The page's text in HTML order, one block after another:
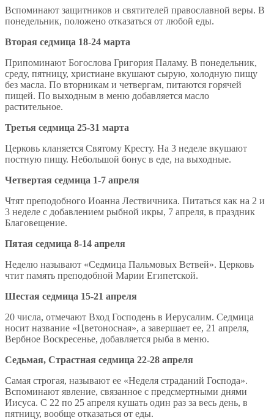
Вспоминают защитников и святителей православной веры. В
понедельник, положено отказаться от любой еды.
Вторая седмица 18-24 марта
Припоминают Богослова Григория Паламу. В понедельник,
среду, пятницу, христиане вкушают сырую, холодную пищу
без масла. По вторникам и четвергам, питаются горячей
пищей. По выходным в меню добавляется масло
растительное.
Третья седмица 25-31 марта
Церковь кланяется Святому Кресту. На 3 неделе вкушают
постную пищу. Небольшой бонус в еде, на выходные.
Четвертая седмица 1-7 апреля
Чтят преподобного Иоанна Лествичника. Питаться как на 2 и
3 неделе с добавлением рыбной икры, 7 апреля, в праздник
Благовещение.
Пятая седмица 8-14 апреля
Неделю называют «Седмица Пальмовых Ветвей». Церковь
чтит память преподобной Марии Египетской.
Шестая седмица 15-21 апреля
20 числа, отмечают Вход Господень в Иерусалим. Седмица
носит название «Цветоносная», а завершает ее, 21 апреля,
Вербное Воскресенье, добавляется рыба в меню.
Седьмая, Страстная седмица 22-28 апреля
Самая строгая, называют ее «Неделя страданий Господа».
Вспоминают явление, связанное с предсмертными днями
Иисуса. С 22 по 25 апреля кушать один раз за весь день, в
пятницу, вообще отказаться от еды.